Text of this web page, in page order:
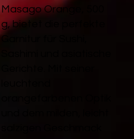
Masago Orange, 500
g, bietet die perfekte
Garnitur für Sushi,